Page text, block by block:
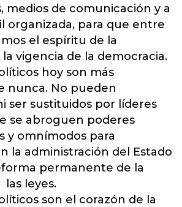
medios de comunicación y a
organizada, para que entre
el espíritu de la
vigencia de la democracia.
hoy son más
nunca. No pueden
ser sustituidos por líderes
se abroguen poderes
y omnímodos para
la administración del Estado
permanente de la
leyes.
son el corazón de la